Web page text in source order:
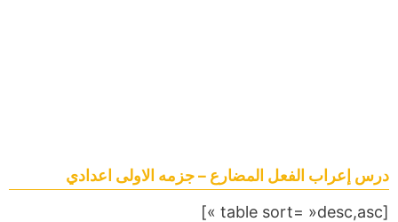
درس إعراب الفعل المضارع – جزمه الاولى اعدادي
[table sort= »desc,asc »]